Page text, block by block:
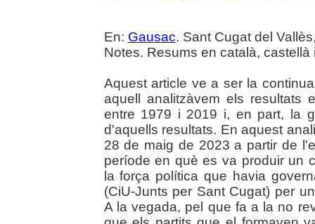
En: Gausac. Sant Cugat del
Notes. Resums en català, castellà
Aquest article ve a ser la
aquell analitzàvem els resultats
entre 1979 i 2019 i, en part, la
d'aquells resultats. En aquest
28 de maig de 2023 a partir de
període en què es va produir un
la força política que havia
(CiU-Junts per Sant Cugat) per
A la vegada, pel que fa a la no